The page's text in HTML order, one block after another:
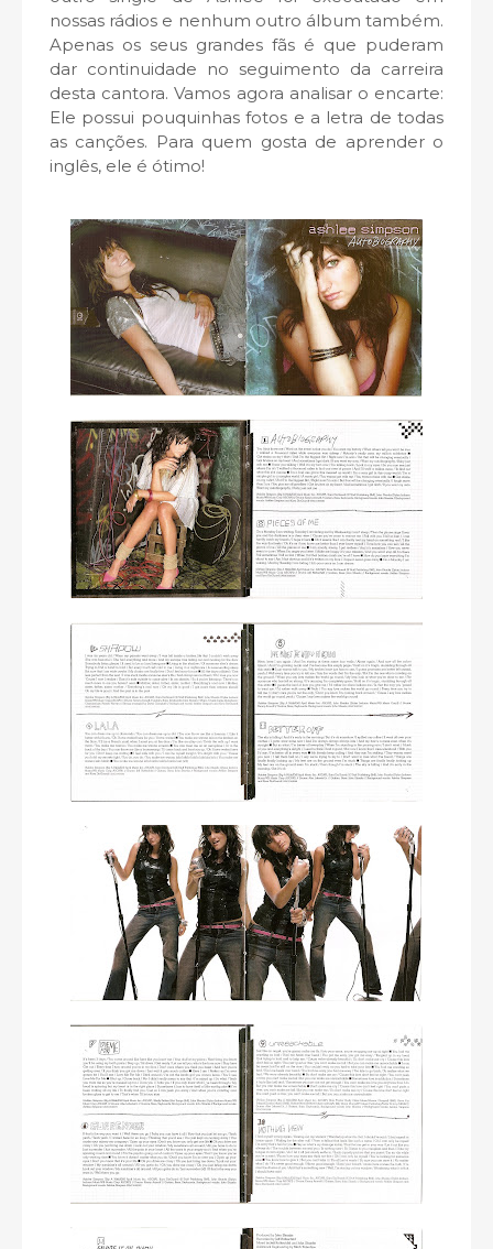
nossas rádios e nenhum outro álbum também.
Apenas os seus grandes fãs é que puderam
dar continuidade no seguimento da carreira
desta cantora. Vamos agora analisar o encarte:
Ele possui pouquinhas fotos e a letra de todas
as canções. Para quem gosta de aprender o
inglês, ele é ótimo!